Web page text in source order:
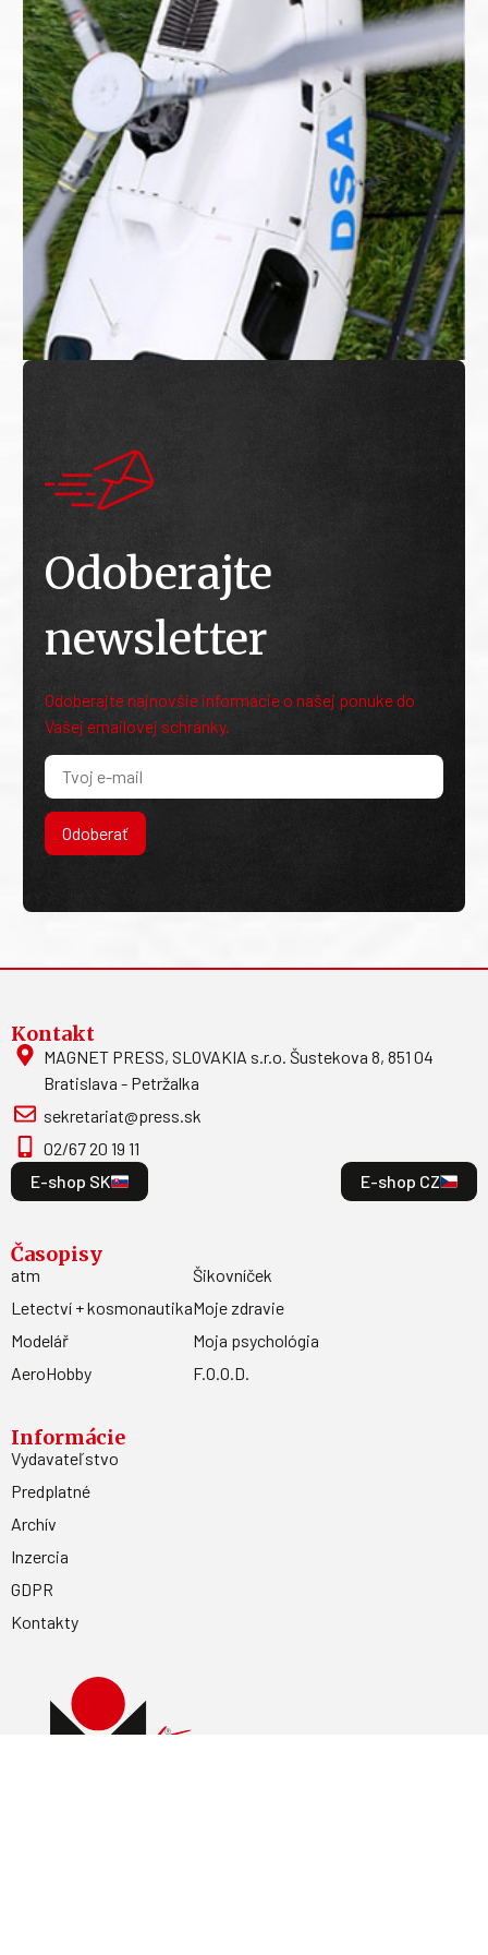
Odoberajte
newsletter
Odoberajte najnovšie informácie o našej ponuke do
Vašej emailovej schránky.
Odoberať
Kontakt
MAGNET PRESS, SLOVAKIA s.r.o. Šustekova 8, 851 04
Bratislava - Petržalka
sekretariat@press.sk
02/67 20 19 11
E-shop SK
E-shop CZ
Časopisy
atm
Letectví + kosmonautika
Modelář
AeroHobby
Šikovníček
Moje zdravie
Moja psychológia
F.O.O.D.
Informácie
Vydavateľstvo
Predplatné
Archív
Inzercia
GDPR
Kontakty